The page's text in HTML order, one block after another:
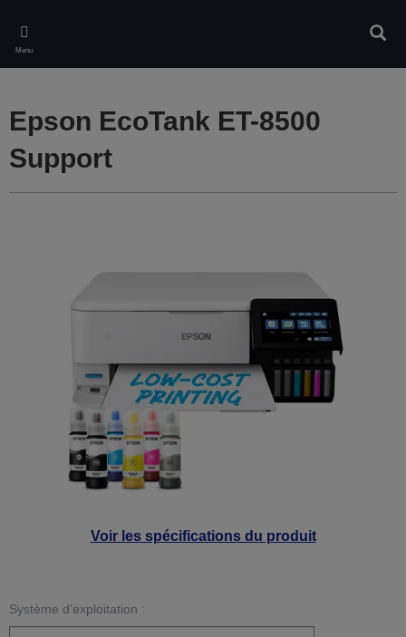
main
content
Menu
Voir les spécifications du produit
Epson EcoTank ET-8500
Support
Système d’exploitation :